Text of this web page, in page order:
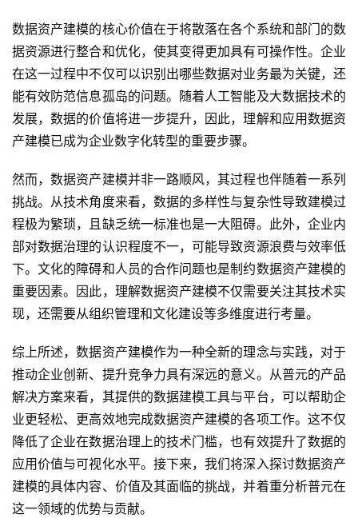
数据资产建模的核心价值在于将散落在各个系统和部门的数
据资源进行整合和优化，使其变得更加具有可操作性。企业
在这一过程中不仅可以识别出哪些数据对业务最为关键，还
能有效防范信息孤岛的问题。随着人工智能及大数据技术的
发展，数据的价值将进一步提升，因此，理解和应用数据资
产建模已成为企业数字化转型的重要步骤。
然而，数据资产建模并非一路顺风，其过程也伴随着一系列
挑战。从技术角度来看，数据的多样性与复杂性导致建模过
程极为繁琐，且缺乏统一标准也是一大阻碍。此外，企业内
部对数据治理的认识程度不一，可能导致资源浪费与效率低
下。文化的障碍和人员的合作问题也是制约数据资产建模的
重要因素。因此，理解数据资产建模不仅需要关注其技术实
现，还需要从组织管理和文化建设等多维度进行考量。
综上所述，数据资产建模作为一种全新的理念与实践，对于
推动企业创新、提升竞争力具有深远的意义。从普元的产品
解决方案来看，其提供的数据建模工具与平台，可以帮助企
业更轻松、更高效地完成数据资产建模的各项工作。这不仅
降低了企业在数据治理上的技术门槛，也有效提升了数据的
应用价值与可视化水平。接下来，我们将深入探讨数据资产
建模的具体内容、价值及其面临的挑战，并着重分析普元在
这一领域的优势与贡献。